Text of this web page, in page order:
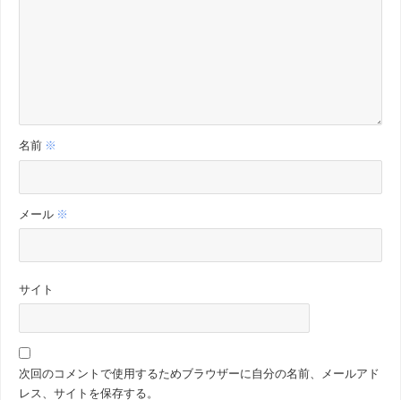
名前 ※
メール ※
サイト
次回のコメントで使用するためブラウザーに自分の名前、メールアド
レス、サイトを保存する。